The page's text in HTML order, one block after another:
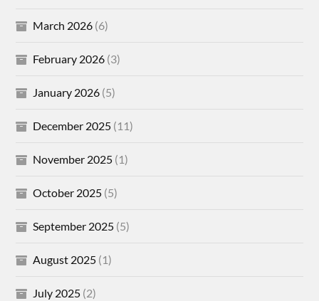
March 2026 (6)
February 2026 (3)
January 2026 (5)
December 2025 (11)
November 2025 (1)
October 2025 (5)
September 2025 (5)
August 2025 (1)
July 2025 (2)